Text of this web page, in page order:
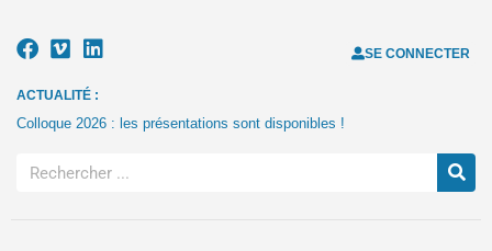
SE CONNECTER
ACTUALITÉ :
Colloque 2026 : les présentations sont disponibles !